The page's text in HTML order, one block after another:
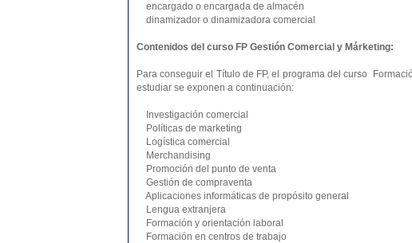
encargado o encargada de almacén
dinamizador o dinamizadora comercial
Contenidos del curso FP Gestión Comercial y Márketing:
Para conseguir el Título de FP, el programa del curso
estudiar se exponen a continuación:
Investigación comercial
Políticas de marketing
Logística comercial
Merchandising
Promoción del punto de venta
Gestión de compraventa
Aplicaciones informáticas de propósito general
Lengua extranjera
Formación y orientación laboral
Formación en centros de trabajo